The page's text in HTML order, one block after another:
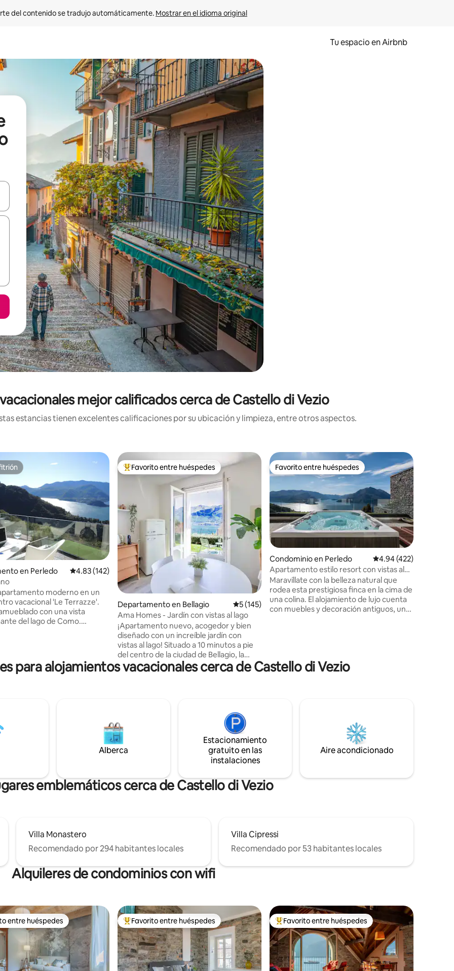
del contenido se tradujo automáticamente. Mostrar en el idioma original
Tu espacio en Airbnb
usando las teclas de las flechas hacia arriba y hacia abajo, o bien tocando y deslizando la pantalla.
mejor calificados cerca de Castello di Vezio
estancias tienen excelentes calificaciones por su ubicación y limpieza, entre otros aspectos.
de 5; 214 evaluaciones
en Perledo Calificación promedio: 4.83 de 5; 142 evaluaciones
4.83 (142)
moderno en un
vacacional 'Le Terrazze'.
con una vista
del lago de Como.
spa compartido, con piscina
sauna, sala de vapor,
durante tu estadía.
De los mejores en Favorito entre huéspedes
Favorito entre huéspedes
Departamento en Bellagio Calificación promedio: 5 de 5; 145 evaluaciones
5 (145)
Ama Homes - Jardín con vistas al lago
¡Apartamento nuevo, acogedor y bien
diseñado con un increíble jardín con
vistas al lago! Situado a 10 minutos a pie
del centro de la ciudad de Bellagio, la
perla del lago de Como. Relájate y bebe
una copa de vino sentado en las
primer piso y consta de una zona de
espacio abierto con una cama doble y un
sofá cama doble, una bonita cocina y un
acogedor baño. Es una muy buena
posición para explorar el lago de Como y
Favorito entre huéspedes
Favorito entre huéspedes
Condominio en Perledo Calificación promedio:
4.94 (422)
Apartamento estilo resort con vistas al
lago
Maravíllate con la belleza natural que
rodea esta prestigiosa finca en la cima de
una colina. El alojamiento de lujo cuenta
con muebles y decoración antiguos, una
Como La propiedad está cerca de la
para alojamientos vacacionales cerca de Castello di Vezio
Alberca
Estacionamiento
gratuito en las
instalaciones
Aire acondicionado
emblemáticos cerca de Castello di Vezio
Villa Monastero
Recomendado por 294 habitantes locales
Villa Cipressi
Recomendado por 53 habitantes locales
Alquileres de condominios con wifi
en Favorito entre huéspedes
entre huéspedes De los mejores en Favorito entre huéspedes
Favorito entre huéspedes De los mejores en Favorito entre huéspedes
Favorito entre huéspedes